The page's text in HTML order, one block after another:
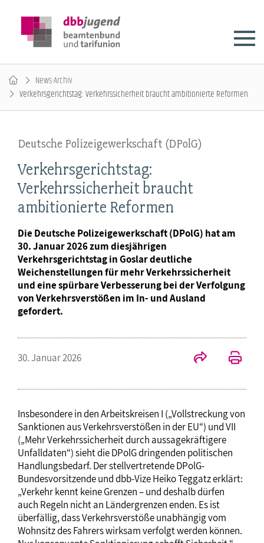
News-Archiv
Verkehrsgerichtstag: Verkehrssicherheit braucht ambitionierte Reformen
Deutsche Polizeigewerkschaft (DPolG)
Verkehrsgerichtstag:
Verkehrssicherheit braucht
ambitionierte Reformen
Die Deutsche Polizeigewerkschaft (DPolG) hat am
30. Januar 2026 zum diesjährigen
Verkehrsgerichtstag in Goslar deutliche
Weichenstellungen für mehr Verkehrssicherheit
und eine spürbare Verbesserung bei der Verfolgung
von Verkehrsverstößen im In- und Ausland
gefordert.
30. Januar 2026
Insbesondere in den Arbeitskreisen I („Vollstreckung von
Sanktionen aus Verkehrsverstößen in der EU“) und VII
(„Mehr Verkehrssicherheit durch aussagekräftigere
Unfalldaten“) sieht die DPolG dringenden politischen
Handlungsbedarf. Der stellvertretende DPolG-
Bundesvorsitzende und dbb-Vize Heiko Teggatz erklärt:
„Verkehr kennt keine Grenzen – und deshalb dürfen
auch Regeln nicht an Ländergrenzen enden. Es ist
überfällig, dass Verkehrsverstöße unabhängig vom
Wohnsitz des Fahrers wirksam verfolgt werden können.